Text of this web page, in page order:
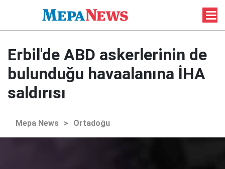
Erbil'de ABD askerlerinin de
bulunduğu havaalanına İHA
saldırısı
Mepa News > Ortadoğu